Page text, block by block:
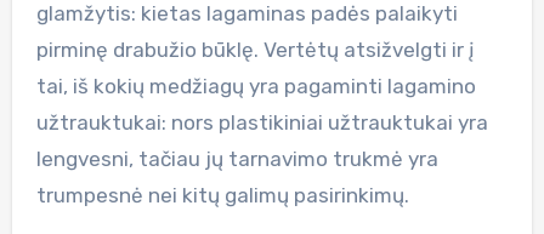
glamžytis: kietas lagaminas padės palaikyti
pirminę drabužio būklę. Vertėtų atsižvelgti ir į
tai, iš kokių medžiagų yra pagaminti lagamino
užtrauktukai: nors plastikiniai užtrauktukai yra
lengvesni, tačiau jų tarnavimo trukmė yra
trumpesnė nei kitų galimų pasirinkimų.